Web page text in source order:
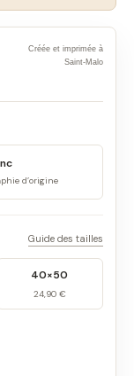
Créée et imprimée à
Saint-Malo
d’origine
Guide des tailles
40×50
24,90 €